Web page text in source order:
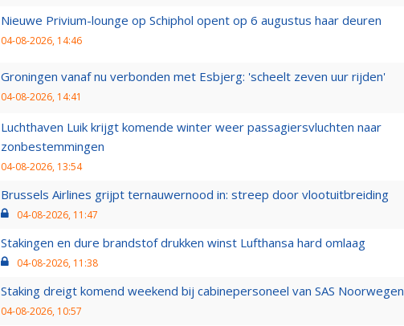
Nieuwe Privium-lounge op Schiphol opent op 6 augustus haar deuren
04-08-2026, 14:46
Groningen vanaf nu verbonden met Esbjerg: 'scheelt zeven uur rijden'
04-08-2026, 14:41
Luchthaven Luik krijgt komende winter weer passagiersvluchten naar
zonbestemmingen
04-08-2026, 13:54
Brussels Airlines grijpt ternauwernood in: streep door vlootuitbreiding
04-08-2026, 11:47
Stakingen en dure brandstof drukken winst Lufthansa hard omlaag
04-08-2026, 11:38
Staking dreigt komend weekend bij cabinepersoneel van SAS Noorwegen
04-08-2026, 10:57